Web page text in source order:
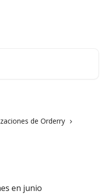
de Orderry
en junio